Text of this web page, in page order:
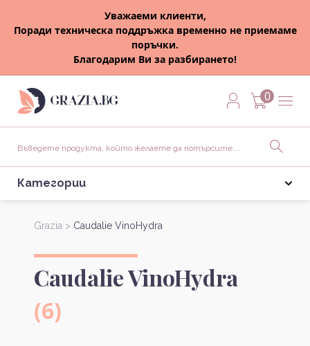
Уважаеми клиенти,
Поради техническа поддръжка временно не приемаме
поръчки.
Благодарим Ви за разбирането!
0
Категории
Grazia > Caudalie VinoHydra
Caudalie VinoHydra
(6)